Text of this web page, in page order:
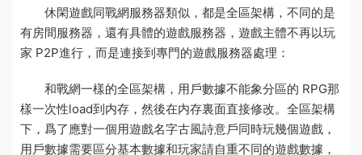
休閑遊戲同戰網服務器類似，都是全區架構，不同的是
有房間服務器，還有具體的遊戲服務器，遊戲主體不再以玩
家 P2P進行，而是連接到專門的遊戲服務器處理：
和戰網一樣的全區架構，用戶數據不能象分區的 RPG那
樣一次性load到内存，然後在内存裏面直接修改。全區架構
下，爲了應對一個用遊戲名字古風詩意戶同時玩幾個遊戲，
用戶數據需要區分基本數據和玩家請自重不同的遊戲數據，